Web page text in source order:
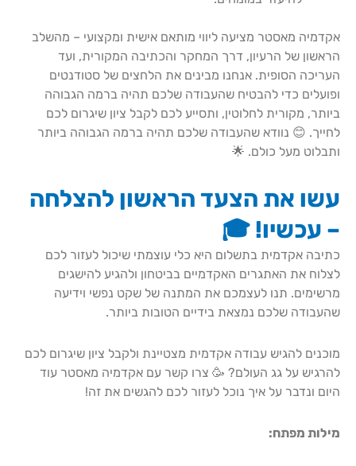
אקדמיה מאסטר מציעה ליווי מותאם אישית ומקצועי – מהשלב
הראשון של הרעיון, דרך המחקר והכתיבה המקורית, ועד
העריכה הסופית. אנחנו מבינים את הלחצים של סטודנטים
ופועלים כדי להבטיח שהעבודה שלכם תהיה ברמה הגבוהה
ביותר, מקורית לחלוטין, ותסייע לכם לקבל ציון שיגרום לכם
לחייך. 😊 נוודא שהעבודה שלכם תהיה ברמה הגבוהה ביותר
ותבלוט מעל כולם. 🌟
עשו את הצעד הראשון להצלחה
– עכשיו! 🎓
כתיבה אקדמית בתשלום היא כלי עוצמתי שיכול לעזור לכם
לצלוח את האתגרים האקדמיים בביטחון ולהגיע להישגים
מרשימים. תנו לעצמכם את המתנה של שקט נפשי וידיעה
שהעבודה שלכם נמצאת בידיים הטובות ביותר.
מוכנים להגיש עבודה אקדמית מצטיינת ולקבל ציון שיגרום לכם
להרגיש על גג העולם? 🥳 צרו קשר עם אקדמיה מאסטר עוד
היום ונדבר על איך נוכל לעזור לכם להגשים את זה!
מילות מפתח: